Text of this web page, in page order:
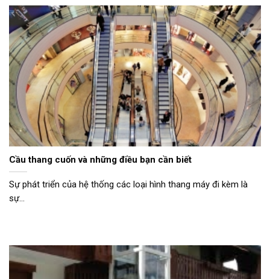
Cầu thang cuốn và những điều bạn cần biết
Sự phát triển của hệ thống các loại hình thang máy đi kèm là
sự...